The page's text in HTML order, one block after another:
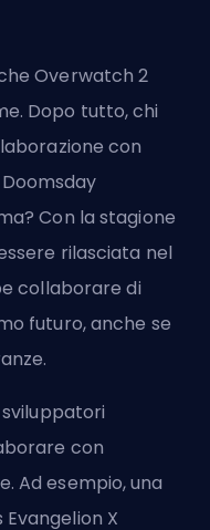
Overwatch 2
Dopo tutto, chi
con
Con la stagione
rilasciata nel
collaborare di
futuro, anche se
con
Ad esempio, una
X